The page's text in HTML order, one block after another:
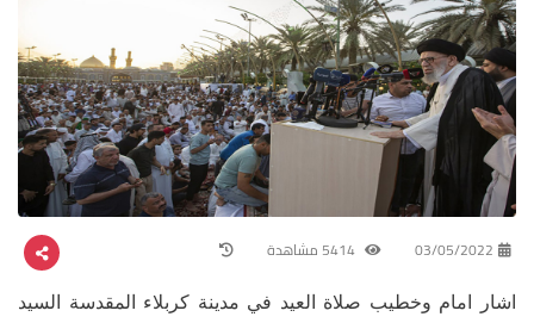
03/05/2022
اشار امام وخطيب صلاة العيد في مدينة كربلاء المقدسة السيد